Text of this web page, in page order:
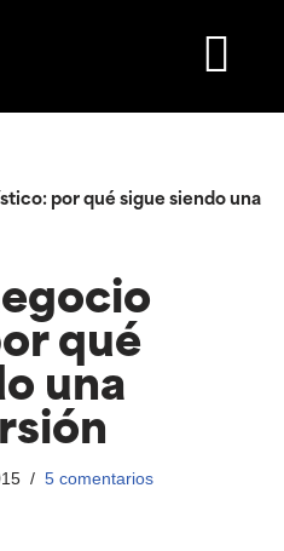
por qué sigue siendo una
qué
una
5 comentarios